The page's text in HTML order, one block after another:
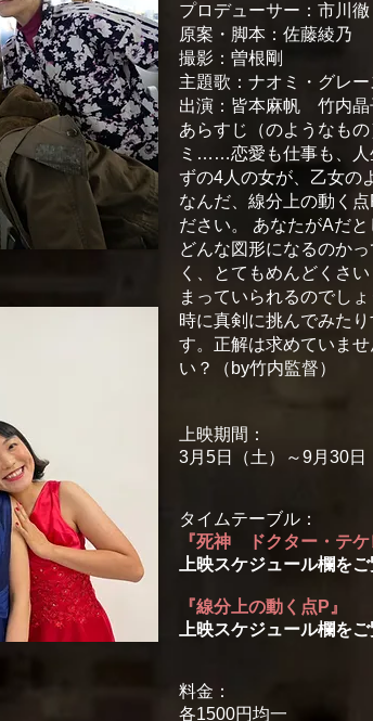
プロデューサー：市川
原案・脚本：佐藤綾乃
撮影：曽根剛
主題歌：ナオミ・グレー
出演：皆本麻帆 竹内
あらすじ（のようなも
ミ……恋愛も仕事も、人
ずの4人の女が、乙女の
なんだ、線分上の動く
ださい。 あなたがAだ
どんな図形になるのか
く、とてもめんどくさ
まっていられるのでし
時に真剣に挑んでみた
す。正解は求めていま
い？（by竹内監督）
上映期間：
3月5日（土）～9月30
タイムテーブル：
『死神 ドクター・テケ
上映スケジュール欄を
『線分上の動く点P 』
上映スケジュール欄を
料金：
各1500円均一